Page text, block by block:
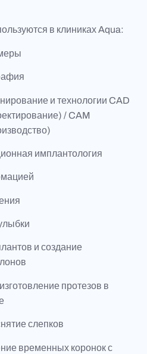
в клиниках Aqua:
и технологии CAD
/ CAM
имплантология
и создание
протезов в
слепков
временных коронок с